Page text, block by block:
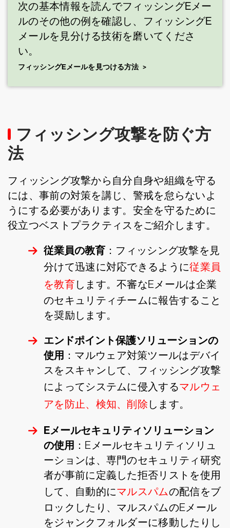
次の基本情報を読んでフィッシングEメー
ルのその他の例を確認し、フィッシングE
メールを見分ける技術を磨いてくださ
い。
フィッシングEメールを見つける方法
フィッシング攻撃を防ぐ方
法
フィッシング攻撃から自分自身や組織を守る
には、事前の対策を講じ、警戒を怠らないよ
うにする必要があります。安全を守るために
役立つベストプラクティスをご紹介します。
従業員の教育 ：フィッシング攻撃を見
分けて迅速に対応できるように従業員
を教育します。不審なEメールは企業
のセキュリティチームに報告すること
を奨励します。
エンドポイント保護ソリューションの
使用 ：マルウェア対策ツールはデバイ
スをスキャンして、フィッシング攻撃
によってシステムに侵入するマルウェ
アを防止、検知、削除 します。
Eメールセキュリティソリューション
の使用 ：Eメールセキュリティソリュ
ーションは、専門のセキュリティ研究
者が事前に定義した拒否リストを使用
して、自動的にマルスパムの配信をブ
ロックしたり、マルスパムのEメール
をジャンクフォルダーに移動したりし